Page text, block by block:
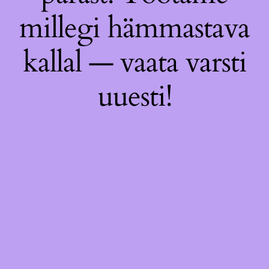
millegi hämmastava
kallal — vaata varsti
uuesti!